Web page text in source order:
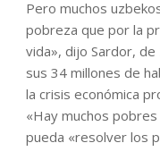
Pero muchos
pobreza que por la
vida», dijo Sardor, de
sus 34 millones de
la crisis económica
«Hay muchos
pueda «resolver los